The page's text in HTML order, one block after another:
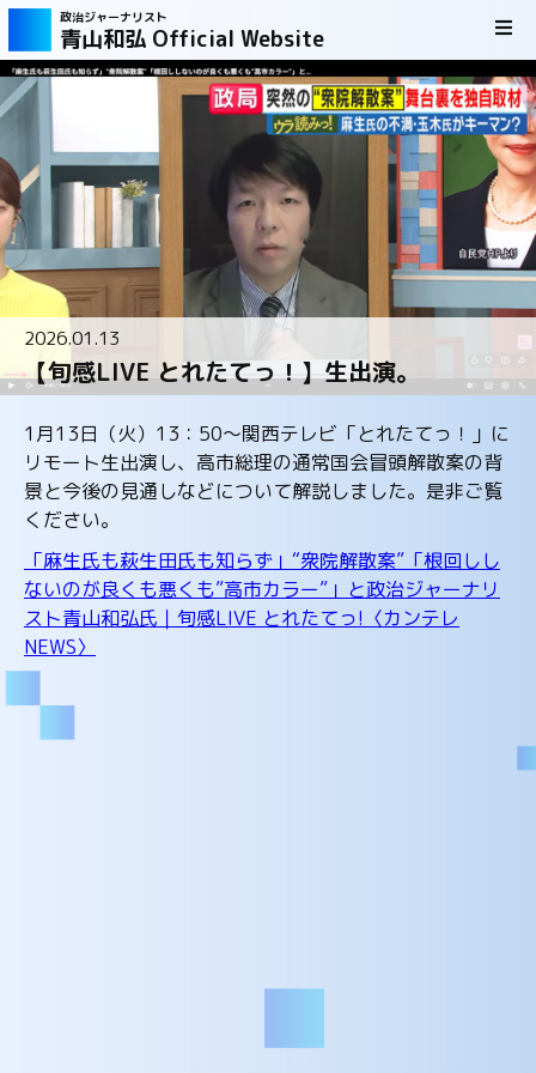
政治ジャーナリスト
青山和弘 Official Website
2026.01.13
【旬感LIVE とれたてっ！】生出演。
1月13日（火）13：50～関西テレビ「とれたてっ！」に
リモート生出演し、高市総理の通常国会冒頭解散案の背
景と今後の見通しなどについて解説しました。是非ご覧
ください。
「麻生氏も萩生田氏も知らず」“衆院解散案”「根回しし
ないのが良くも悪くも”高市カラー”」と政治ジャーナリ
スト青山和弘氏｜旬感LIVE とれたてっ!〈カンテレ
NEWS〉